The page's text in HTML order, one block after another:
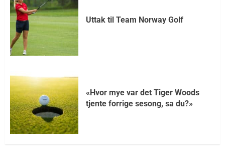
Uttak til Team Norway Golf
«Hvor mye var det Tiger Woods
tjente forrige sesong, sa du?»